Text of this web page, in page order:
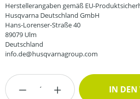
Herstellerangaben gemäß EU-
Husqvarna Deutschland GmbH
Hans-Lorenser-Straße 40
89079 Ulm
Deutschland
info.de@husqvarnagroup.com
Produkt Anzahl: Gib den
IN DEN